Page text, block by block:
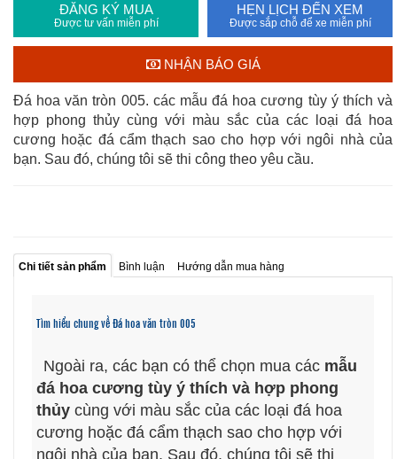
ĐĂNG KÝ MUA
Được tư vấn miễn phí
HẸN LỊCH ĐẾN XEM
Được sắp chỗ để xe miễn phí
NHẬN BÁO GIÁ
Đá hoa văn tròn 005. các mẫu đá hoa cương tùy ý thích và
hợp phong thủy cùng với màu sắc của các loại đá hoa
cương hoặc đá cẩm thạch sao cho hợp với ngôi nhà của
bạn. Sau đó, chúng tôi sẽ thi công theo yêu cầu.
Chi tiết sản phẩm Bình luận Hướng dẫn mua hàng
Tìm hiểu chung về Đá hoa văn tròn 005
Ngoài ra, các bạn có thể chọn mua các mẫu
đá hoa cương tùy ý thích và hợp phong
thủy cùng với màu sắc của các loại đá hoa
cương hoặc đá cẩm thạch sao cho hợp với
ngôi nhà của bạn. Sau đó, chúng tôi sẽ thi